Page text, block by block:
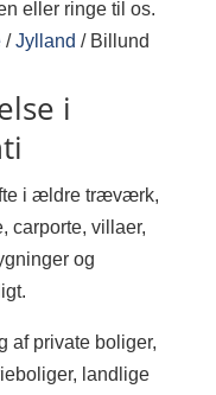
eller ringe til os.
/ Jylland / Billund
i
i ældre træværk,
carporte, villaer,
og
af private boliger,
landlige